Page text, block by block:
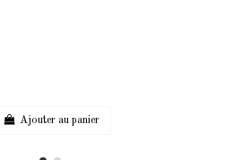
Ajouter au panier